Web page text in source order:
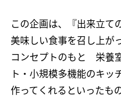
この企画は、『出来立て
美味しい食事を召し上
コンセプトのもと 栄養
ト・小規模多機能のキッ
作ってくれるといったも